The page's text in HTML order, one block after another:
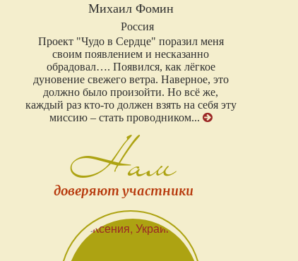
Рами Блект
Канада
У меня остались очень хорошие
впечатления от сотрудничества с проектом
«Чудо в Сердце». Очень важный и нужный
проект и замечательные, ответственные и
желающие помочь ведущие!...
Нам
доверяют участники
Предыдущий